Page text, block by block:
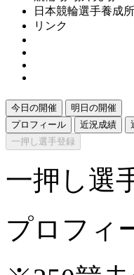
日本競輪選手養成所
リンク
今日の開催
明日の開催
プロフィール
近況成績
一押し選手登録
一押し選
プロフィ